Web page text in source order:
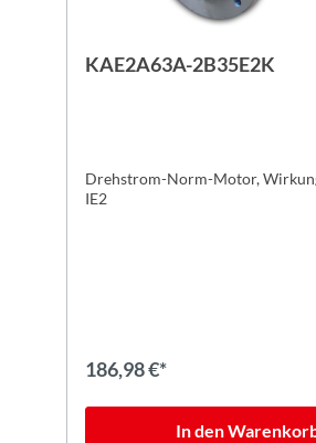
KAE2A63A-2B35E2K
Drehstrom-Norm-Motor,
IE2
186,98 €*
In den